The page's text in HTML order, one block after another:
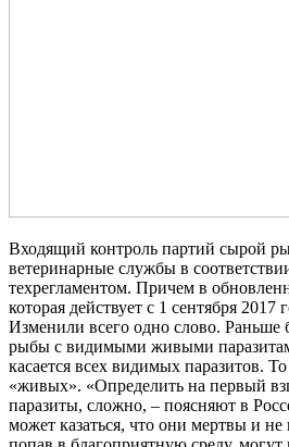
Входящий контроль партий сырой
ветеринарные службы в
техрегламентом. Причем в
которая действует с 1 сентября 2017
Изменили всего одно слово. Раньше
рыбы с видимыми живыми
касается всех видимых паразитов.
«живых». «Определить на первый
паразиты, сложно, – поясняют в
может казаться, что они мертвы и